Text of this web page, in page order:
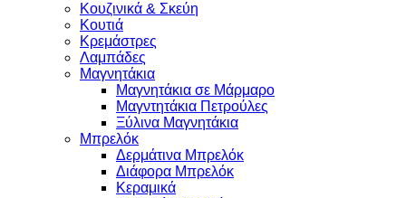
Κουζινικά & Σκεύη
Κουτιά
Κρεμάστρες
Λαμπάδες
Μαγνητάκια
Μαγνητάκια σε Μάρμαρο
Μαγντητάκια Πετρούλες
Ξύλινα Μαγνητάκια
Μπρελόκ
Δερμάτινα Μπρελόκ
Διάφορα Μπρελόκ
Κεραμικά